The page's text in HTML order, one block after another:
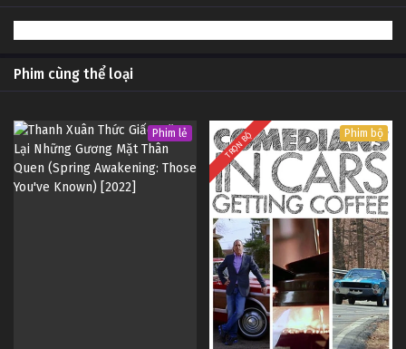
Phim cùng thể loại
Phim lẻ TRỌN BỘ Phim bộ